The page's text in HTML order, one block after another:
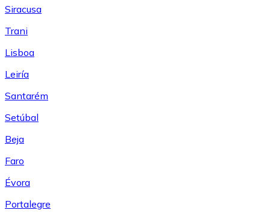
Siracusa
Trani
Lisboa
Leiría
Santarém
Setúbal
Beja
Faro
Évora
Portalegre